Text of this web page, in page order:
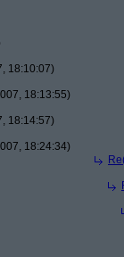
18:10:07)
18:13:55)
18:14:57)
18:24:34)